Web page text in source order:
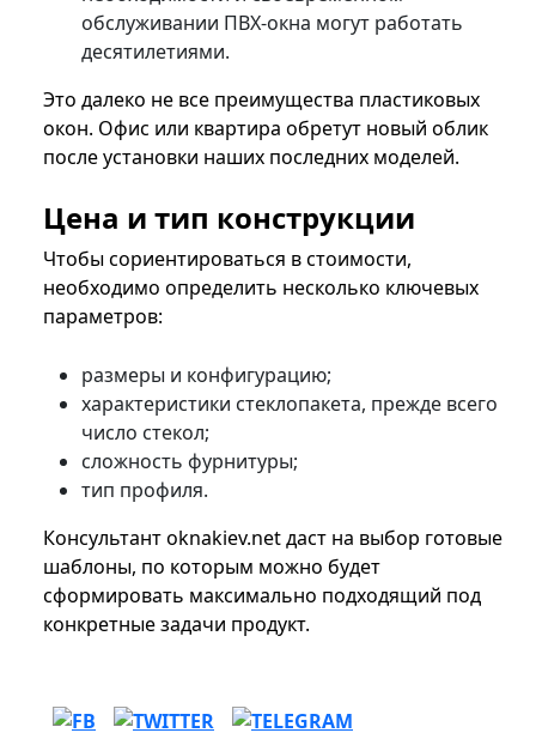
обслуживании ПВХ-окна могут работать
десятилетиями.
Это далеко не все преимущества пластиковых
окон. Офис или квартира обретут новый облик
после установки наших последних моделей.
Цена и тип конструкции
Чтобы сориентироваться в стоимости,
необходимо определить несколько ключевых
параметров:
размеры и конфигурацию;
характеристики стеклопакета, прежде всего
число стекол;
сложность фурнитуры;
тип профиля.
Консультант oknakiev.net даст на выбор готовые
шаблоны, по которым можно будет
сформировать максимально подходящий под
конкретные задачи продукт.